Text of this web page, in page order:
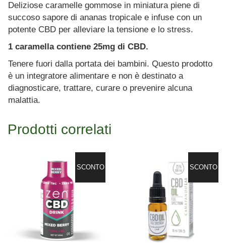
Deliziose caramelle gommose in miniatura piene di
succoso sapore di ananas tropicale e infuse con un
potente CBD per alleviare la tensione e lo stress.
1 caramella contiene 25mg di CBD.
Tenere fuori dalla portata dei bambini. Questo prodotto
è un integratore alimentare e non è destinato a
diagnosticare, trattare, curare o prevenire alcuna
malattia.
Prodotti correlati
SCONTO SCONTO